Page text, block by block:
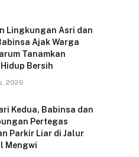
Lingkungan Asri dan
Ajak Warga
Tanamkan
Bersih
2026
Kedua, Babinsa dan
Pertegas
Parkir Liar di Jalur
Mengwi